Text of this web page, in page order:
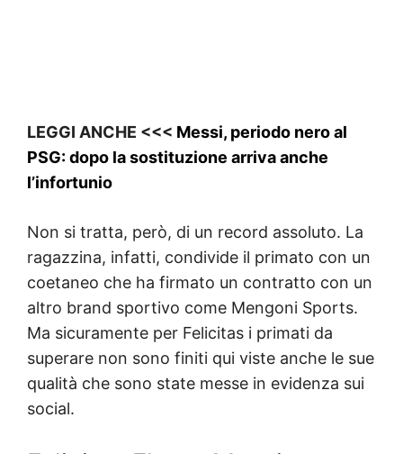
LEGGI ANCHE <<< Messi, periodo nero al
PSG: dopo la sostituzione arriva anche
l’infortunio
Non si tratta, però, di un record assoluto. La
ragazzina, infatti, condivide il primato con un
coetaneo che ha firmato un contratto con un
altro brand sportivo come Mengoni Sports.
Ma sicuramente per Felicitas i primati da
superare non sono finiti qui viste anche le sue
qualità che sono state messe in evidenza sui
social.